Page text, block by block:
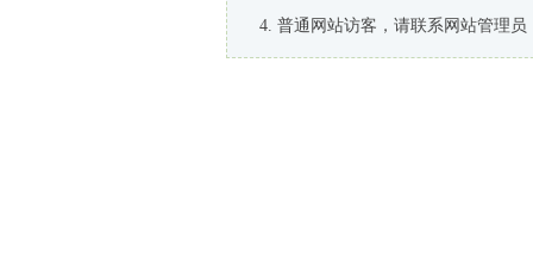
普通网站访客，请联系网站管理员